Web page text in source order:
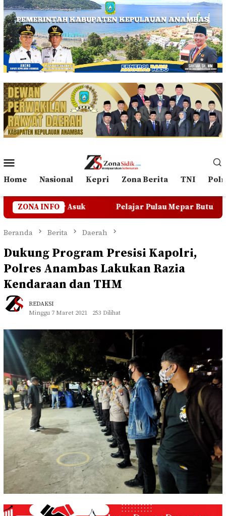
Loncat
ke
konten
Mobile
Home Nasional Kepri Zona Berita TNI
ZONA INFO
Pelajar Pulau Mepar Butuh Transportasi Darat,
Beranda Berita Daerah
Dukung Program Presisi Kapolri,
Polres Anambas Lakukan Razia
Kendaraan dan THM
REDAKSI
Minggu 7 Maret 2021
253 Dilihat